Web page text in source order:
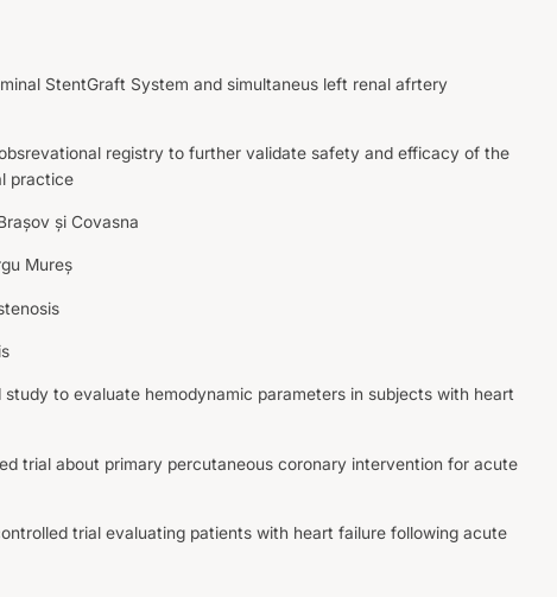
StentGraft System and simultaneus left renal afrtery
registry to further validate safety and efficacy of the
practice
și Covasna
Mureș
to evaluate hemodynamic parameters in subjects with heart
trial about primary percutaneous coronary intervention for acute
trial evaluating patients with heart failure following acute